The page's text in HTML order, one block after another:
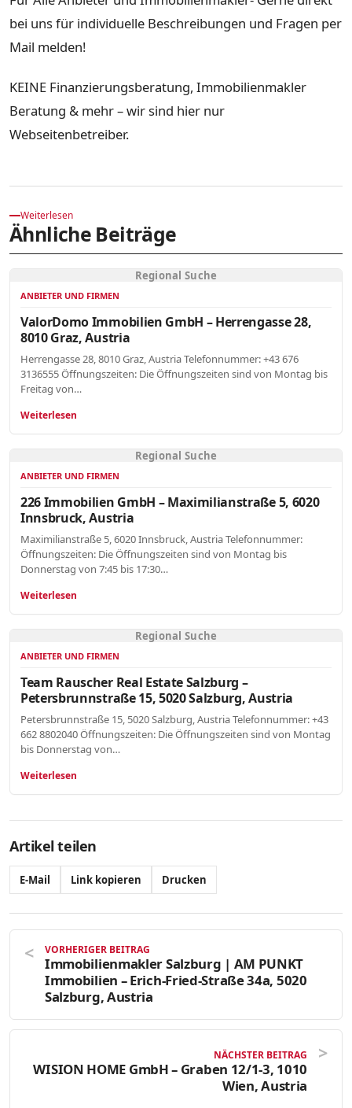
bei uns für individuelle Beschreibungen und Fragen per
Mail melden!
KEINE Finanzierungsberatung, Immobilienmakler
Beratung & mehr – wir sind hier nur
Webseitenbetreiber.
Weiterlesen
Ähnliche Beiträge
Regional Suche
ANBIETER UND FIRMEN
ValorDomo Immobilien GmbH – Herrengasse 28,
8010 Graz, Austria
Herrengasse 28, 8010 Graz, Austria Telefonnummer: +43 676
3136555 Öffnungszeiten: Die Öffnungszeiten sind von Montag bis
Freitag von…
Weiterlesen
Regional Suche
ANBIETER UND FIRMEN
226 Immobilien GmbH – Maximilianstraße 5, 6020
Innsbruck, Austria
Maximilianstraße 5, 6020 Innsbruck, Austria Telefonnummer:
Öffnungszeiten: Die Öffnungszeiten sind von Montag bis
Donnerstag von 7:45 bis 17:30…
Weiterlesen
Regional Suche
ANBIETER UND FIRMEN
Team Rauscher Real Estate Salzburg –
Petersbrunnstraße 15, 5020 Salzburg, Austria
Petersbrunnstraße 15, 5020 Salzburg, Austria Telefonnummer: +43
662 8802040 Öffnungszeiten: Die Öffnungszeiten sind von Montag
bis Donnerstag von…
Weiterlesen
Artikel teilen
E-Mail Link kopieren Drucken
VORHERIGER BEITRAG
Immobilienmakler Salzburg | AM PUNKT
Immobilien – Erich-Fried-Straße 34a, 5020
Salzburg, Austria
NÄCHSTER BEITRAG
WISION HOME GmbH – Graben 12/1-3, 1010
Wien, Austria